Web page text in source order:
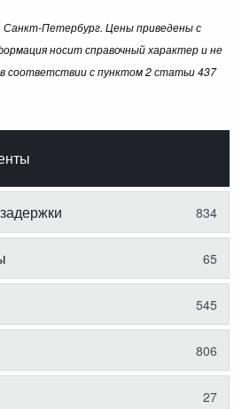
Санкт-Петербург. Цены приведены с
носит справочный характер и не
соответствии с пунктом 2 статьи 437
834
65
545
806
27